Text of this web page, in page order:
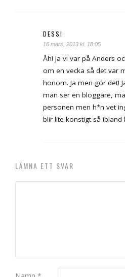
DESSI
16 mars, 2013 kl. 18:05
Åh! Ja vi var på Anders
om en vecka så det var
honom. Ja men gör det!
man ser en bloggare,
personen men h*n vet
blir lite konstigt så ibland
LÄMNA ETT SVAR